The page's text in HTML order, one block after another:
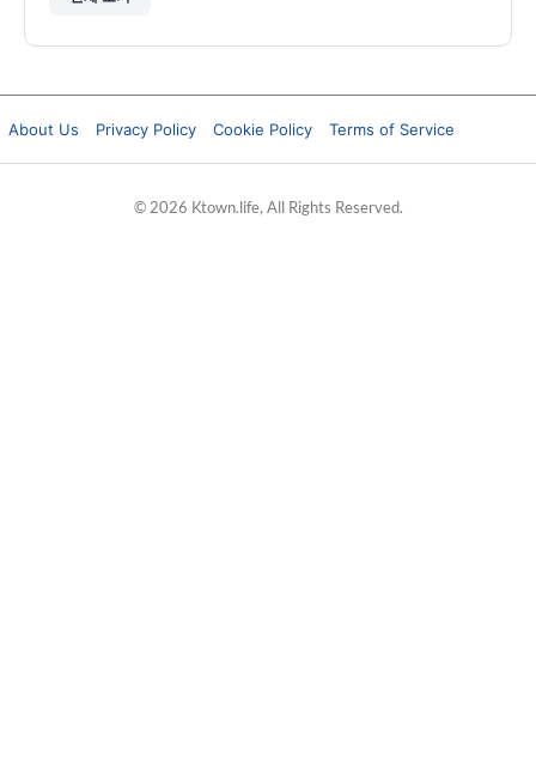
About Us Privacy Policy Cookie Policy Terms of Service
© 2026 Ktown.life, All Rights Reserved.